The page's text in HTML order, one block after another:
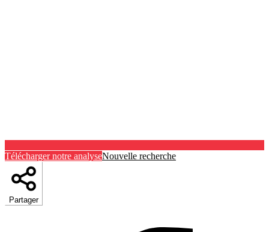
Télécharger notre analyseNouvelle recherche
Partager